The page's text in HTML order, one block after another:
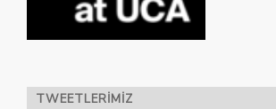
TWEETLERIMIZ